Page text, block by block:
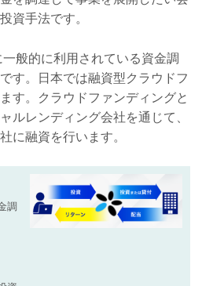
資手法です。
般的に利用されている資金調
す。日本では融資型クラウドフ
す。クラウドファンディングと
ルレンディング会社を通じて、
に融資を行います。
調